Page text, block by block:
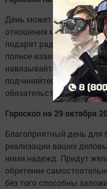
День может быть
отношения многих
подарят радость. Дети
полное
навязывайте свою волю
подчиняйтесь чужой.
обязательства.
Гороскоп на 29 октября
Благоприятный день для
реализации ваших
ними надежд. Придут
обретение
без того способны